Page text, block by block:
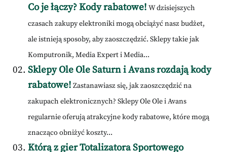
Co je łączy? Kody rabatowe! W dzisiejszych
czasach zakupy elektroniki mogą obciążyć nasz budżet,
ale istnieją sposoby, aby zaoszczędzić. Sklepy takie jak
Komputronik, Media Expert i Media...
Sklepy Ole Ole Saturn i Avans rozdają kody
rabatowe! Zastanawiasz się, jak zaoszczędzić na
zakupach elektronicznych? Sklepy Ole Ole i Avans
regularnie oferują atrakcyjne kody rabatowe, które mogą
znacząco obniżyć koszty...
Którą z gier Totalizatora Sportowego